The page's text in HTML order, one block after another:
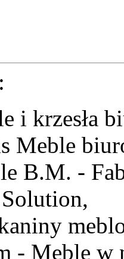
i krzesła
Meble
B.M. -
- Meble w